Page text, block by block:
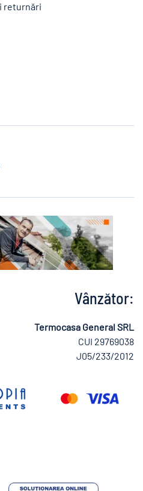
returnări
Vânzător:
Termocasa General SRL
CUI 29769038
J05/233/2012